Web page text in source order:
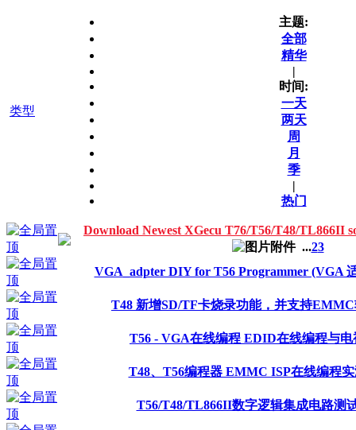
类型
主题:
全部
精华
|
时间:
一天
两天
周
月
季
|
热门
Download Newest XGecu T76/T56/T48/TL866II
...23
VGA_adpter DIY for T56 Programmer (VGA
T48 新增SD/TF卡烧录功能，并支持EMMC
T56 - VGA在线编程 EDID在线编程与电
T48、T56编程器 EMMC ISP在线编程
T56/T48/TL866II数字逻辑集成电路测